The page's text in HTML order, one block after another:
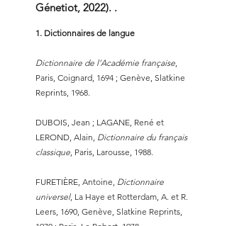
Génetiot, 2022). .
Dictionnaires de langue
Dictionnaire de l’Académie française,
Paris, Coignard, 1694 ; Genève, Slatkine
Reprints, 1968.
DUBOIS, Jean ; LAGANE, René et
LEROND, Alain, Dictionnaire du français
classique, Paris, Larousse, 1988.
FURETIÈRE, Antoine, Dictionnaire
universel, La Haye et Rotterdam, A. et R.
Leers, 1690, Genève, Slatkine Reprints,